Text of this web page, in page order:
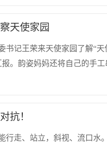
天使家园
书记王荣来天使家园了解“
报。韵姿妈妈还将自己的手
抗！
行走、站立，斜视、流口水